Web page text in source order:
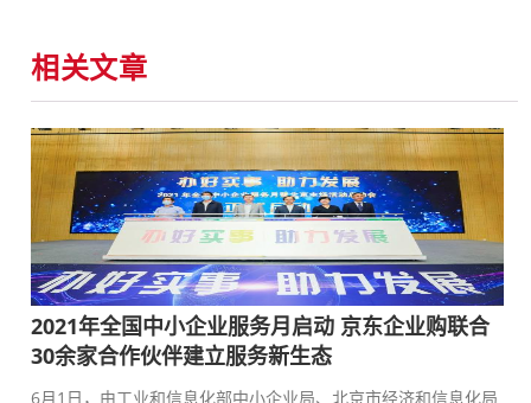
相关文章
2021年全国中小企业服务月启动 京东企业购联合
30余家合作伙伴建立服务新生态
6月1日，由工业和信息化部中小企业局、北京市经济和信息化局